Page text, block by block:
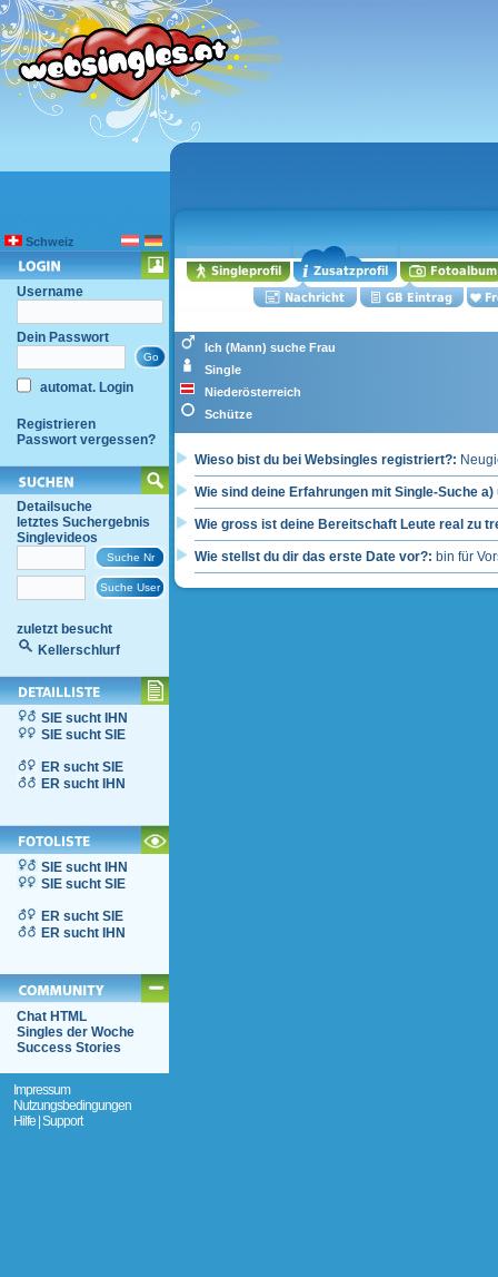
Schweiz
Username
Dein Passwort
automat. Login
Registrieren
Passwort vergessen?
Detailsuche
letztes Suchergebnis
Singlevideos
zuletzt besucht
Kellerschlurf
SIE sucht IHN
SIE sucht SIE
ER sucht SIE
ER sucht IHN
SIE sucht IHN
SIE sucht SIE
ER sucht SIE
ER sucht IHN
Chat HTML
Singles der Woche
Success Stories
Impressum
Nutzungsbedingungen
Hilfe | Support
Ich (Mann) suche Frau
Single
Niederösterreich
Schütze
Wieso bist du bei Websingles registriert?:
Wie sind deine Erfahrungen mit Single-Suche
Wie gross ist deine Bereitschaft Leute real zu
Wie stellst du dir das erste Date vor?: bin für